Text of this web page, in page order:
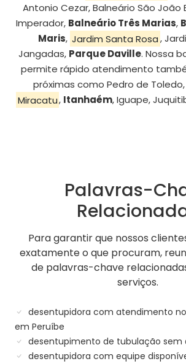
Antonio Cezar, Balneário São João
Imperador, Balneário Três Marias,
Maris, Jardim Santa Rosa,
Jangadas, Parque Daville. Nossa
permite rápido atendimento
próximas como Pedro de Toledo,
Miracatu, Itanhaém, Iguape,
Palavras-
Para garantir que nossos
exatamente o que procuram,
de palavras-chave
serviços.
desentupidora com atendimento
em Peruíbe
desentupimento de tubulação sem
desentupidora com equipe